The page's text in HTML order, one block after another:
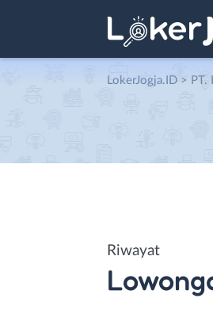
LokerJogja.ID > PT.
Riwayat